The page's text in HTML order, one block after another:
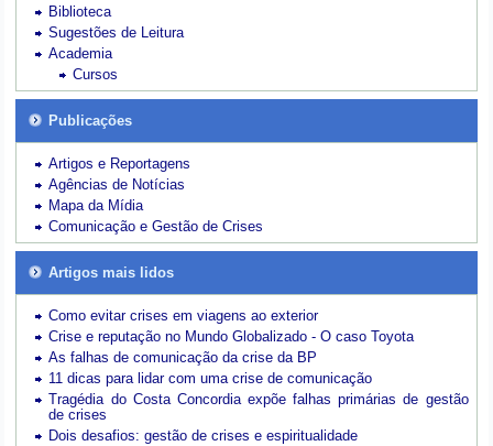
Biblioteca
Sugestões de Leitura
Academia
Cursos
Publicações
Artigos e Reportagens
Agências de Notícias
Mapa da Mídia
Comunicação e Gestão de Crises
Artigos mais lidos
Como evitar crises em viagens ao exterior
Crise e reputação no Mundo Globalizado - O caso Toyota
As falhas de comunicação da crise da BP
11 dicas para lidar com uma crise de comunicação
Tragédia do Costa Concordia expõe falhas primárias de gestão
de crises
Dois desafios: gestão de crises e espiritualidade